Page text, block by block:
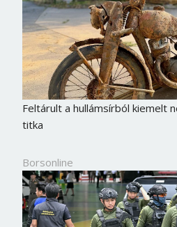
Feltárult a hullámsírból kiemelt
titka
Borsonline